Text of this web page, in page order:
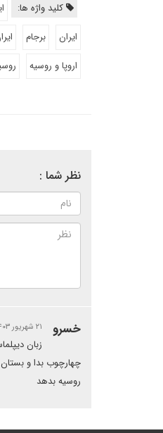
کلید واژه ها:
ایران
برجام
اروپا و روسیه
نظر شما :
خسرو ۲۱ شهریور ۱۴۰۳ | ۱۱:۱۳
زبان
چهارچوب بدا و بستان
روسیه بدهد